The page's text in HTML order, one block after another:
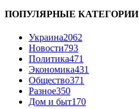
ПОПУЛЯРНЫЕ КАТЕГОРИИ
Украина2062
Новости793
Политика471
Экономика431
Общество371
Разное350
Дом и быт170